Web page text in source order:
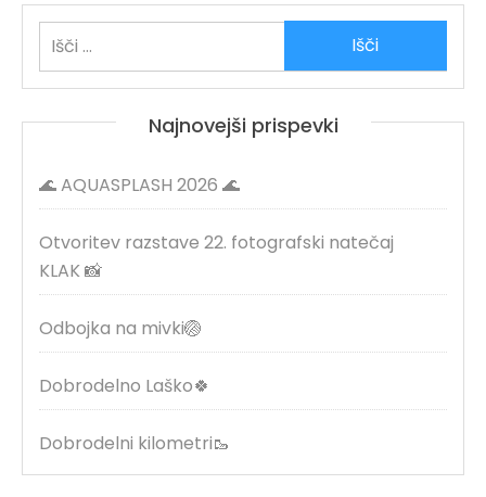
Najnovejši prispevki
🌊 AQUASPLASH 2026 🌊
Otvoritev razstave 22. fotografski natečaj
KLAK 📸
Odbojka na mivki🏐
Dobrodelno Laško🍀
Dobrodelni kilometri🥾